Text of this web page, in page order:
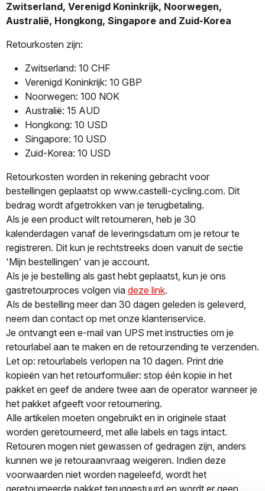
Zwitserland, Verenigd Koninkrijk, Noorwegen,
Australië, Hongkong, Singapore and Zuid-Korea
Retourkosten zijn:
Zwitserland: 10 CHF
Verenigd Koninkrijk: 10 GBP
Noorwegen: 100 NOK
Australië: 15 AUD
Hongkong: 10 USD
Singapore: 10 USD
Zuid-Korea: 10 USD
Retourkosten worden in rekening gebracht voor
bestellingen geplaatst op www.castelli-cycling.com. Dit
bedrag wordt afgetrokken van je terugbetaling.
Als je een product wilt retourneren, heb je 30
kalenderdagen vanaf de leveringsdatum om je retour te
registreren. Dit kun je rechtstreeks doen vanuit de sectie
'Mijn bestellingen' van je account.
Als je je bestelling als gast hebt geplaatst, kun je ons
gastretourproces volgen via deze link.
Als de bestelling meer dan 30 dagen geleden is geleverd,
neem dan contact op met onze klantenservice.
Je ontvangt een e-mail van UPS met instructies om je
retourlabel aan te maken en de retourzending te verzenden.
Let op: retourlabels verlopen na 10 dagen. Print drie
kopieën van het retourformulier: stop één kopie in het
pakket en geef de andere twee aan de operator wanneer je
het pakket afgeeft voor retournering.
Alle artikelen moeten ongebruikt en in originele staat
worden geretourneerd, met alle labels en tags intact.
Retouren mogen niet gewassen of gedragen zijn, anders
kunnen we je retouraanvraag weigeren. Indien deze
voorwaarden niet worden nageleefd, wordt het
geretourneerde pakket teruggestuurd en wordt er geen